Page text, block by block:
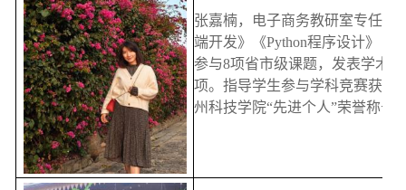
张嘉楠，电子商务教研室专任教
端开发》《Python程序设计》《
参与8项省市级课题，发表学术
项。指导学生参与学科竞赛获得
州科技学院“先进个人”荣誉称号